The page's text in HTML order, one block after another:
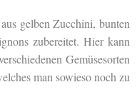
gelben Zucchini, bunten
zubereitet. Hier kann
Gemüsesorten
man sowieso noch zu